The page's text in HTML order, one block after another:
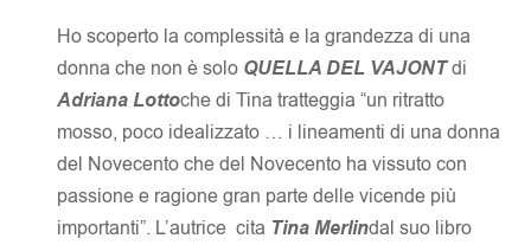
Ho scoperto la complessità e la grandezza di una
donna che non è solo QUELLA DEL VAJONTdi
Adriana Lottoche di Tina tratteggia “un ritratto
mosso, poco idealizzato … i lineamenti di una donna
del Novecento che del Novecento ha vissuto con
passione e ragione gran parte delle vicende più
importanti”. L’autrice cita Tina Merlindal suo libro